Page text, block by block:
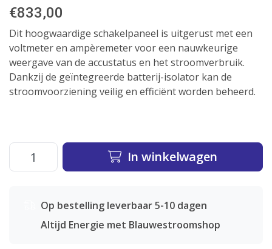
€833,00
Dit hoogwaardige schakelpaneel is uitgerust met een
voltmeter en ampèremeter voor een nauwkeurige
weergave van de accustatus en het stroomverbruik.
Dankzij de geïntegreerde batterij-isolator kan de
stroomvoorziening veilig en efficiënt worden beheerd.
In winkelwagen
Op bestelling leverbaar 5-10 dagen
Altijd Energie met Blauwestroomshop